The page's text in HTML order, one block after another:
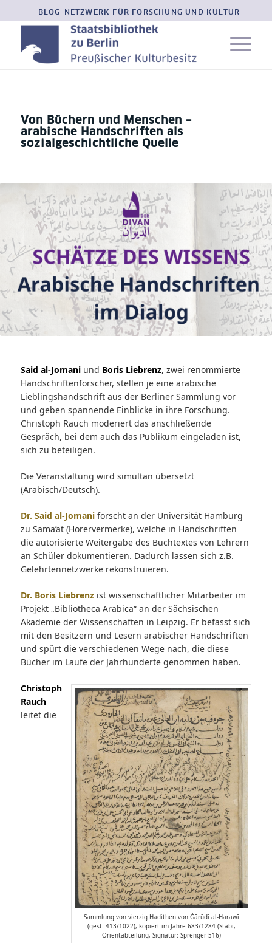
BLOG-NETZWERK FÜR FORSCHUNG UND KULTUR
Von Büchern und Menschen –
arabische Handschriften als
sozialgeschichtliche Quelle
Said al-Jomaniund Boris Liebrenz, zwei renommierte
Handschriftenforscher, stellen je eine arabische
Lieblingshandschrift aus der Berliner Sammlung vor
und geben spannende Einblicke in ihre Forschung.
Christoph Rauch moderiert das anschließende
Gespräch, bei dem auch das Publikum eingeladen ist,
sich zu beteiligen.
Die Veranstaltung wird simultan übersetzt
(Arabisch/Deutsch).
Dr. Said al-Jomaniforscht an der Universität Hamburg
zu Sama’at (Hörervermerke), welche in Handschriften
die autorisierte Weitergabe des Buchtextes von Lehrern
an Schüler dokumentieren. Dadurch lassen sich z.B.
Gelehrtennetzwerke rekonstruieren.
Dr. Boris Liebrenzist wissenschaftlicher Mitarbeiter im
Projekt „Bibliotheca Arabica“ an der Sächsischen
Akademie der Wissenschaften in Leipzig. Er befasst sich
mit den Besitzern und Lesern arabischer Handschriften
und spürt die verschiedenen Wege nach, die diese
Bücher im Laufe der Jahrhunderte genommen haben.
Sammlung von vierzig Hadithen von Ǧārūdī al-Harawī
(gest. 413/1022), kopiert im Jahre 683/1284 (Stabi,
Orientabteilung, Signatur: Sprenger 516)
Christoph
Rauch
leitet die